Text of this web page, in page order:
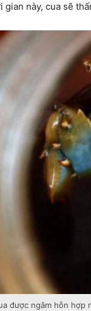
gian này, cua sẽ
được ngâm hỗn hợp